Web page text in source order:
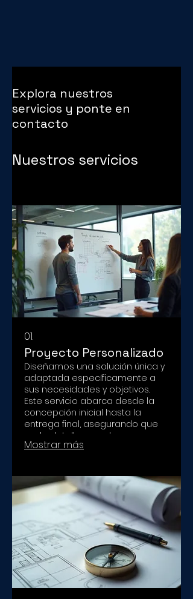
Explora nuestros
servicios y ponte en
contacto
Nuestros servicios
01.
Proyecto Personalizado
Diseñamos una solución única y
adaptada específicamente a
sus necesidades y objetivos.
Este servicio abarca desde la
concepción inicial hasta la
entrega final, asegurando que
cada detalle cumpla con sus
expectativas y requerimientos
Mostrar más